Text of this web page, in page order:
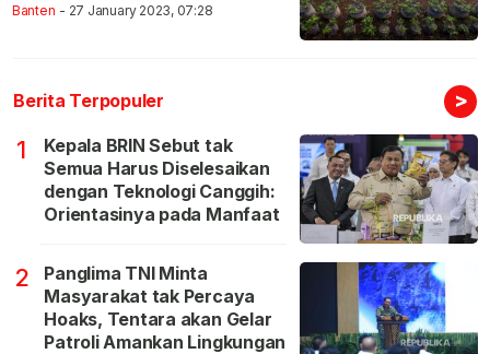
Banten - 27 January 2023, 07:28
Berita Terpopuler >
1
Kepala BRIN Sebut tak
Semua Harus Diselesaikan
dengan Teknologi Canggih:
Orientasinya pada Manfaat
2
Panglima TNI Minta
Masyarakat tak Percaya
Hoaks, Tentara akan Gelar
Patroli Amankan Lingkungan